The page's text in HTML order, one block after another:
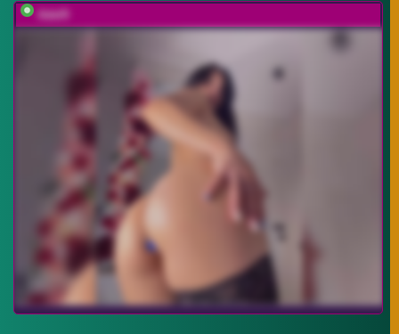
Adel9